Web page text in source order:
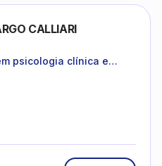
CALLIARI
psicologia clínica e